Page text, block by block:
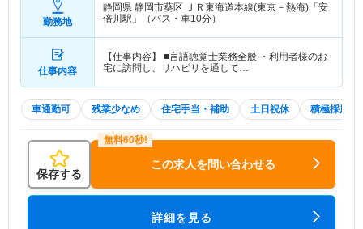
勤務地
静岡県 静岡市葵区
ＪＲ東海道本線(東京－熱海)「安
倍川駅」（バス・車10分）
仕事内容
【仕事内容】 ■言語聴覚士業務全般 ・利用者様のお
宅に訪問し、リハビリを通して…
車通勤可 残業少なめ 住宅手当・補助 土日祝休 積極採用中
保存する
この求人を問い合わせる
詳細を見る